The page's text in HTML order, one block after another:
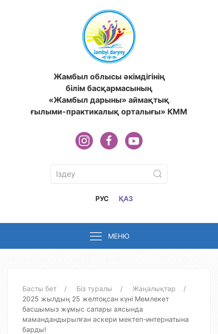
Жамбыл облысы әкімдігінің
білім басқармасының
«Жамбыл дарыны» аймақтық
ғылыми-практикалық орталығы» КММ
РУС ҚАЗ
МЕНЮ
Басты бет Біз туралы
Жаңалықтар
2025 жылдың 25 желтоқсан күні Мемлекет
басшымыз жұмыс сапары аясында
мамандандырылған әскери мектеп-интернатына
барды!